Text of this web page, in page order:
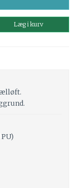
Læg i kurv